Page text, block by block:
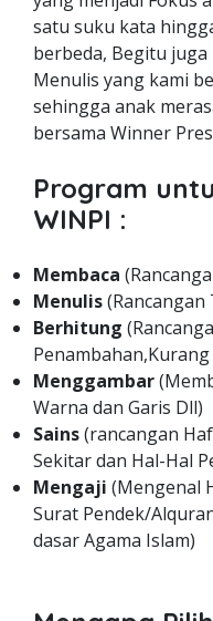
satu suku kata
berbeda, Begitu
Menulis yang kami
sehingga anak
bersama Winner
Program
WINPI :
Membaca
Menulis
Berhitung
Penambahan,Kurang
Menggambar
Warna dan Garis Dll)
Sains(rancangan
Sekitar dan Hal-Hal
Mengaji (Mengenal
Surat Pendek/
dasar Agama Islam)